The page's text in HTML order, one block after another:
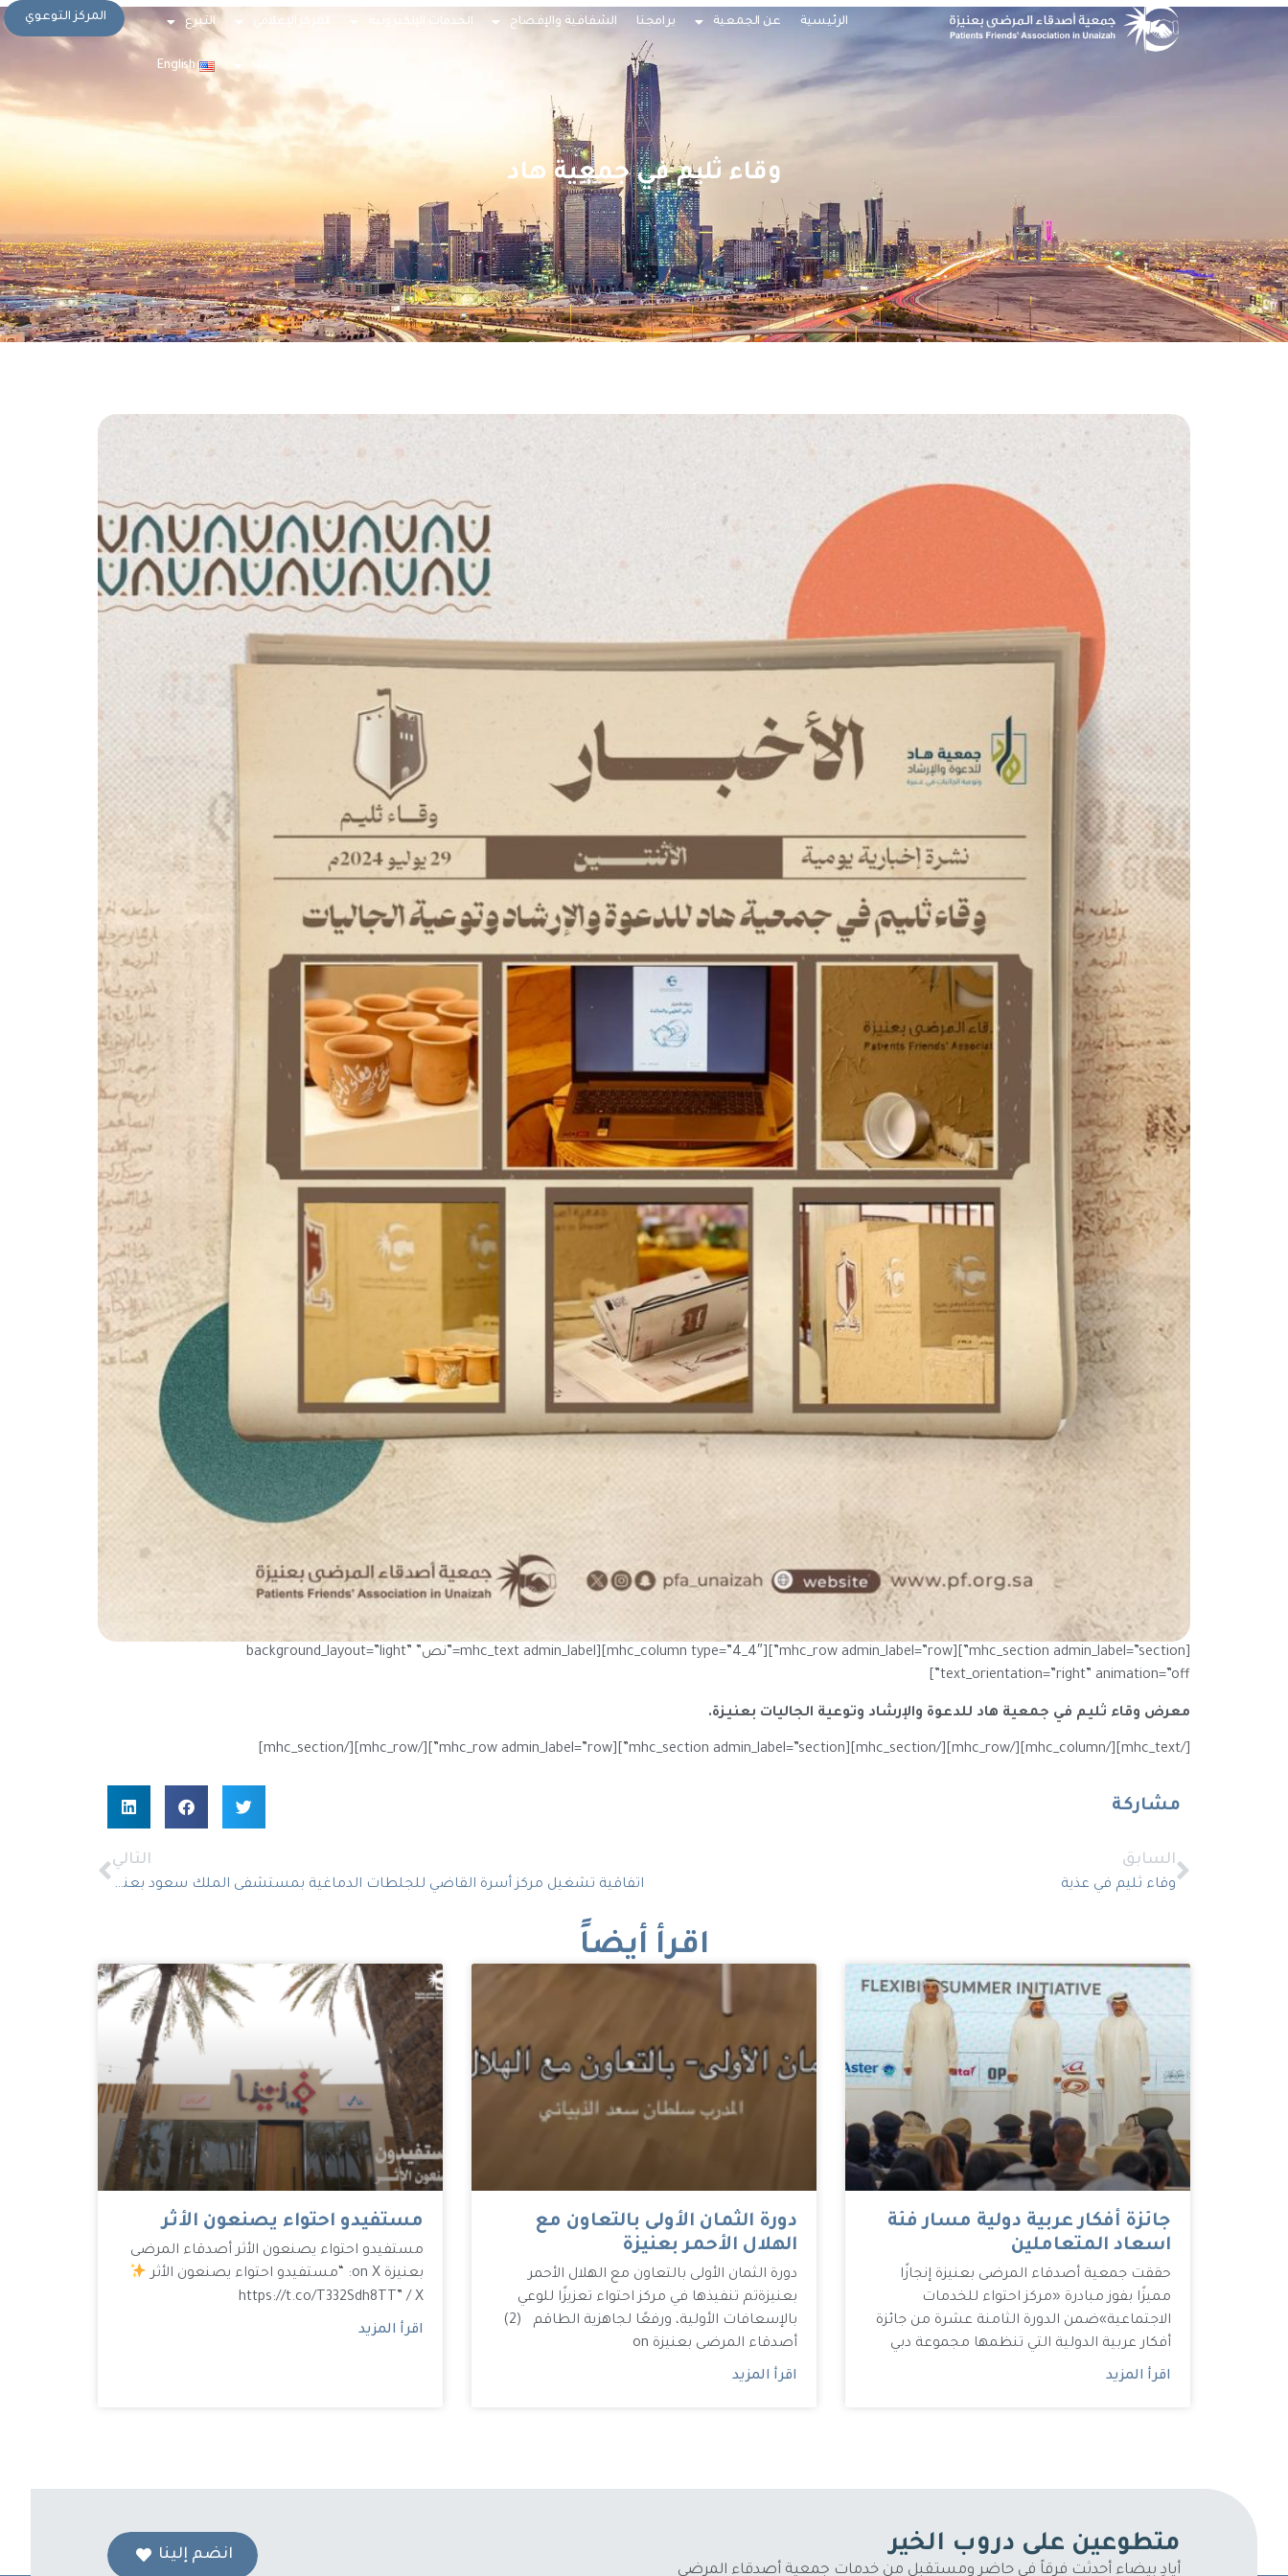
المركز التوعوي الرئيسية عن الجمعية برامجنا الشفافية والإفصاح الخدمات الإلكترونية المركز الإعلامي التبرع
تواصل معنا English
وقاء ثليم في جمعية هاد
[mhc_section admin_label=”section”][mhc_row admin_label=”row”][mhc_column type=”4_4″][mhc_text admin_label=”نص” background_layout=”light”
text_orientation=”right” animation=”off”]
معرض وقاء ثليم في جمعية هاد للدعوة والإرشاد وتوعية الجاليات بعنيزة.
[/mhc_text][/mhc_column][/mhc_row][/mhc_section][mhc_section admin_label=”section”][mhc_row admin_label=”row”][/mhc_row][/mhc_section]
مشاركة
السابق
وقاء ثليم في عذية
التالي
اتفاقية تشغيل مركز أسرة القاضي للجلطات الدماغية بمستشفى الملك سعود بعنيزة
اقرأ أيضاً
جائزة أفكار عربية دولية مسار فئة
اسعاد المتعاملين
حققت جمعية أصدقاء المرضى بعنيزة إنجازًا
مميزًا بفوز مبادرة «مركز احتواء للخدمات
الاجتماعية»ضمن الدورة الثامنة عشرة من جائزة
أفكار عربية الدولية التي تنظمها مجموعة دبي
اقرأ المزيد
دورة الثمان الأولى بالتعاون مع
الهلال الأحمر بعنيزة
دورة الثمان الأولى بالتعاون مع الهلال الأحمر
بعنيزة تم تنفيذها في مركز احتواء تعزيزًا للوعي
بالإسعافات الأولية، ورفعًا لجاهزية الطاقم (2)
أصدقاء المرضى بعنيزة on
اقرأ المزيد
مستفيدو احتواء يصنعون الأثر
مستفيدو احتواء يصنعون الأثر أصدقاء المرضى
بعنيزة on X: “مستفيدو احتواء يصنعون الأثر
https://t.co/T332Sdh8TT” / X
اقرأ المزيد
انضم إلينا متطوعين على دروب الخير
أيادٍ بيضاء أحدثت فرقاً في حاضر ومستقبل من خدمات جمعية أصدقاء المرضى